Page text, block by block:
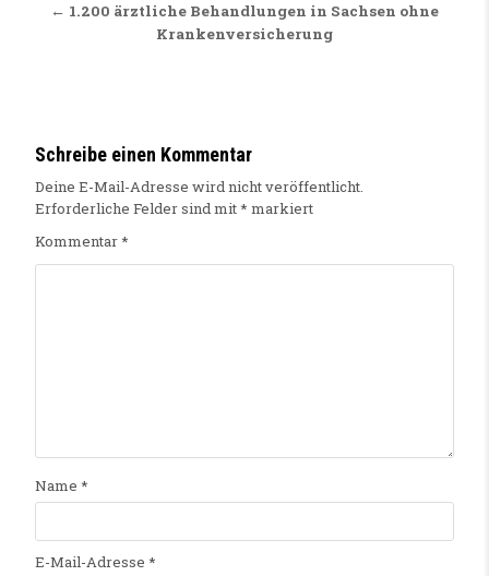
← 1.200 ärztliche Behandlungen in Sachsen ohne
Krankenversicherung
Schreibe einen Kommentar
Deine E-Mail-Adresse wird nicht veröffentlicht.
Erforderliche Felder sind mit* markiert
Kommentar*
Name *
E-Mail-Adresse *